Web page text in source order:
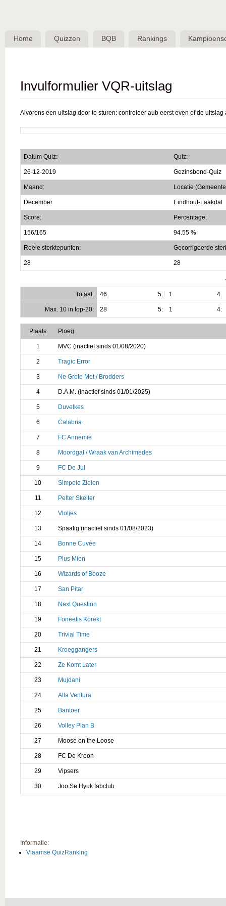
Belgische
QuizBond
Home Quizzen BQB Rankings
Invulformulier VQR-uitslag
Alvorens een uitslag door te sturen: controleer aub eerst even of de
Datum Quiz: Quiz:
26-12-2019 Gezinsbond-Quiz
Maand: Locatie
December Eindhout-Laakdal
Score: Percentage:
156/165 94.55 %
Reële sterktepunten: Gecorrigeerde
28 28
Totaal:
46 5: 1 4:
Max. 10 in top-20: 28 5: 1 4:
Plaats Ploeg
1 MVC (inactief sinds 01/08/2020)
2 Tragic Error
3 Ne Grote Met / Brodders
4 D.A.M. (inactief sinds 01/01/2025)
5 Duvelkes
6 Calabria
7 FC Annemie
8 Moordgat / Wraak van Archimedes
9 FC De Jul
10 Simpele Zielen
11 Pelter Skelter
12 Vlotjes
13 Spaatig (inactief sinds 01/08/2023)
14 Bonne Cuvée
15 Plus Mien
16 Wizards of Booze
17 San Pitar
18 Next Question
19 Foneetis Korekt
20 Trivial Time
21 Kroeggangers
22 Ze Komt Later
23 Mujdani
24 Alla Ventura
25 Bantoer
26 Volley Plan B
27 Moose on the Loose
28 FC De Kroon
29 Vipsers
30 Joo Se Hyuk fabclub
Informatie:
Vlaamse QuizRanking